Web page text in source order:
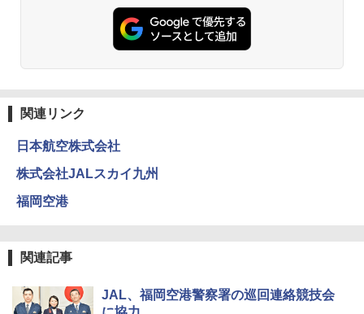
関連リンク
日本航空株式会社
株式会社JALスカイ九州
福岡空港
関連記事
JAL、福岡空港警察署の巡回連絡競技会